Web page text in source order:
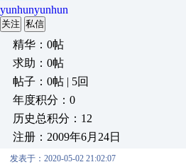
yunhunyunhun
关注 私信
精华：0帖
求助：0帖
帖子：0帖 | 5回
年度积分：0
历史总积分：12
注册：2009年6月24日
发表于：2020-05-02 21:02:07